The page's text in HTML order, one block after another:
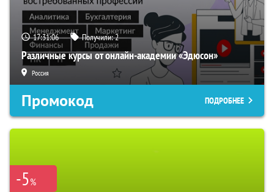
17:31:05 Получили:2
Различные курсы от онлайн-академии «Эдюсон»
Россия
Промокод ПОДРОБНЕЕ
-5%